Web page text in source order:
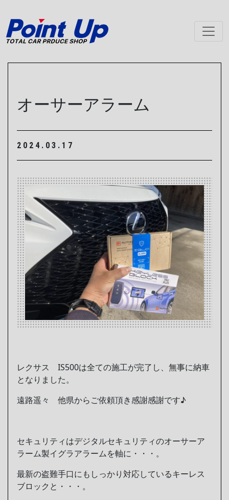
メインナビゲーション
オーサーアラーム
2024.03.17
レクサス IS500は全ての施工が完了し、無事に納車
となりました。
遠路遥々 他県からご依頼頂き感謝感謝です♪
セキュリティはデジタルセキュリティのオーサーア
ラーム製イグラアラームを軸に・・・。
最新の盗難手口にもしっかり対応しているキーレス
ブロックと・・・。